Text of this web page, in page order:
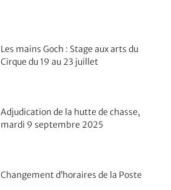
Les mains Goch : Stage aux arts du
Cirque du 19 au 23 juillet
Adjudication de la hutte de chasse,
mardi 9 septembre 2025
Changement d’horaires de la Poste